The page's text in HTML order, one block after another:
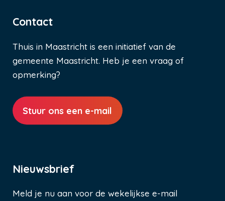
Contact
Thuis in Maastricht is een initiatief van de
gemeente Maastricht. Heb je een vraag of
opmerking?
Stuur ons een e-mail
Nieuwsbrief
Meld je nu aan voor de wekelijkse e-mail